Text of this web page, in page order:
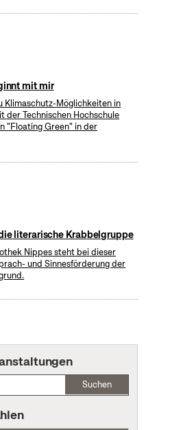
mit mir
Klimaschutz-Möglichkeiten in
der Technischen Hochschule
"Floating Green" in der
literarische Krabbelgruppe
Nippes steht bei dieser
und Sinnesförderung der
Suchen